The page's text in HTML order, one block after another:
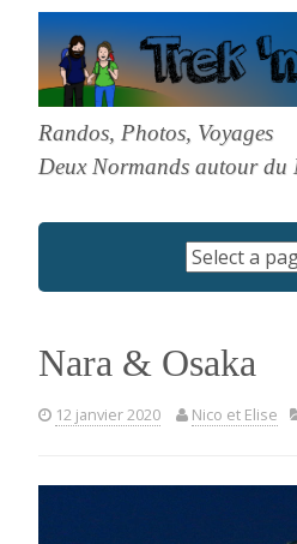
content
Randos, Photos, Voyages
Deux Normands autour du
Nara & Osaka
12 janvier 2020 Nico et Elise